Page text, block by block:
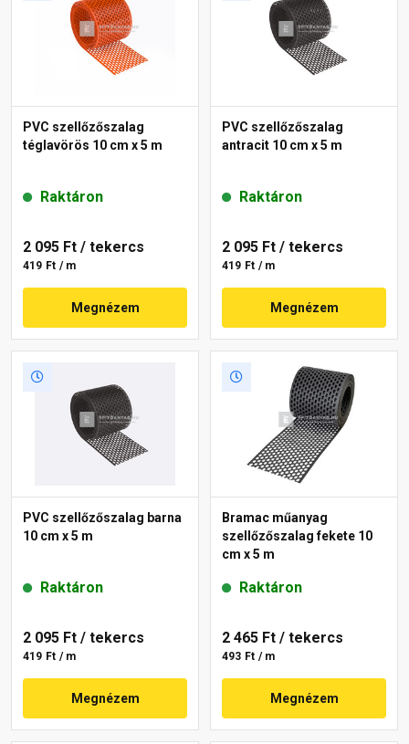
PVC szellőzőszalag
téglavörös 10 cm x 5 m
Raktáron
2 095 Ft / tekercs
419 Ft / m
Megnézem
PVC szellőzőszalag
antracit 10 cm x 5 m
Raktáron
2 095 Ft / tekercs
419 Ft / m
Megnézem
PVC szellőzőszalag barna
10 cm x 5 m
Raktáron
2 095 Ft / tekercs
419 Ft / m
Megnézem
Bramac műanyag
szellőzőszalag fekete 10
cm x 5 m
Raktáron
2 465 Ft / tekercs
493 Ft / m
Megnézem